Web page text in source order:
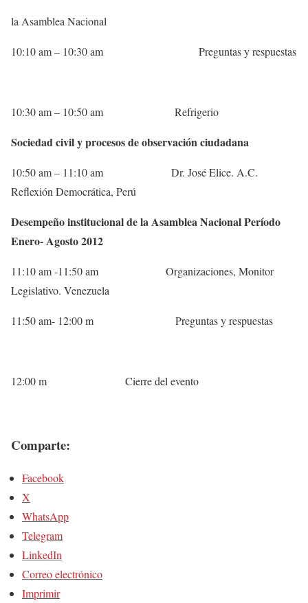
la Asamblea Nacional
10:10 am – 10:30 am Preguntas y respuestas
10:30 am – 10:50 am Refrigerio
Sociedad civil y procesos de observación ciudadana
10:50 am – 11:10 am Dr. José Elice. A.C.
Reflexión Democrática, Perú
Desempeño institucional de la Asamblea Nacional Período
Enero- Agosto 2012
11:10 am -11:50 am Organizaciones, Monitor
Legislativo. Venezuela
11:50 am- 12:00 m Preguntas y respuestas
12:00 m Cierre del evento
Comparte:
Facebook
X
WhatsApp
Telegram
LinkedIn
Correo electrónico
Imprimir